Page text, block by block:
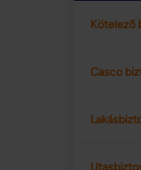
Kötelező
Casco